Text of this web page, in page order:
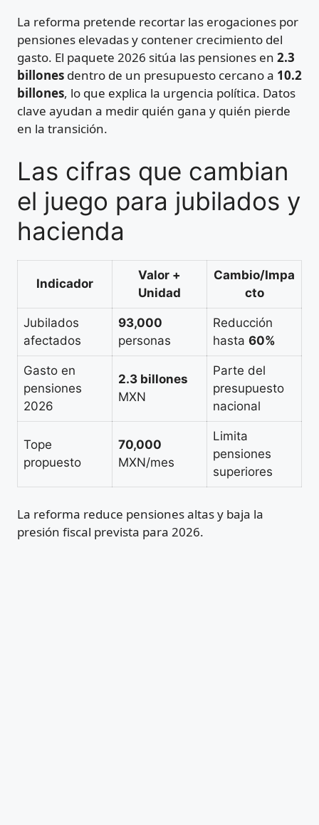
La reforma pretende recortar las erogaciones por
pensiones elevadas y contener crecimiento del
gasto. El paquete 2026 sitúa las pensiones en 2.3
billones dentro de un presupuesto cercano a 10.2
billones, lo que explica la urgencia política. Datos
clave ayudan a medir quién gana y quién pierde
en la transición.
Las cifras que cambian
el juego para jubilados y
hacienda
Indicador
Valor +
Unidad
Cambio/Impa
cto
Jubilados
afectados
93,000
personas
Reducción
hasta 60%
Gasto en
pensiones
2026
2.3 billones
MXN
Parte del
presupuesto
nacional
Tope
propuesto
70,000
MXN/mes
Limita
pensiones
superiores
La reforma reduce pensiones altas y baja la
presión fiscal prevista para 2026.